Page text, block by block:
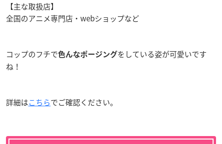
【主な取扱店】
全国のアニメ専門店・webショップなど
コップのフチで色んなポージングをしている姿が可愛いです
ね！
詳細はこちらでご確認ください。